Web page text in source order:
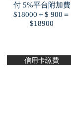
付 5%平台附加費
$18000＋$ 900＝
$18900
信用卡繳費